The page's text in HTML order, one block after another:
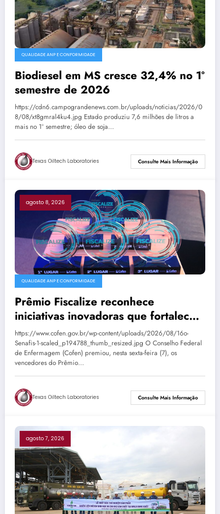
QUALIDADE ANP E CONFORMIDADE
Biodiesel em MS cresce 32,4% no 1º
semestre de 2026
https://cdn6.campograndenews.com.br/uploads/noticias/2026/0
8/08/xt8gmral4ku4.jpg Estado produziu 7,6 milhões de litros a
mais no 1º semestre; óleo de soja…
Texas Oiltech Laboratories Consulte Mais Informação
agosto 8, 2026
QUALIDADE ANP E CONFORMIDADE
Prêmio Fiscalize reconhece
iniciativas inovadoras que fortalecem
a fiscalização da Enfermagem
https://www.cofen.gov.br/wp-content/uploads/2026/08/16o-
Senafis-1-scaled_p194788_thumb_resized.jpg O Conselho Federal
de Enfermagem (Cofen) premiou, nesta sexta-feira (7), os
vencedores do Prêmio…
Texas Oiltech Laboratories Consulte Mais Informação
agosto 7, 2026